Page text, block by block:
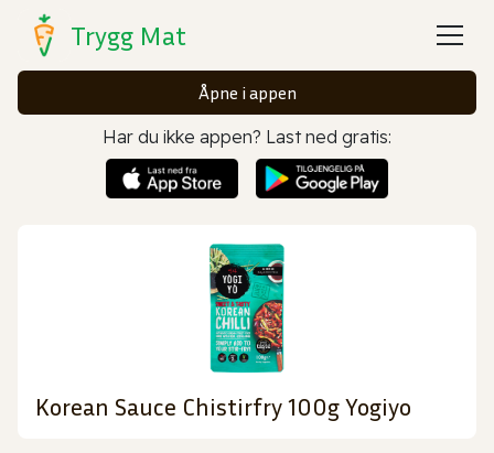
Trygg Mat
Åpne i appen
Har du ikke appen? Last ned gratis:
Korean Sauce Chistirfry 100g Yogiyo